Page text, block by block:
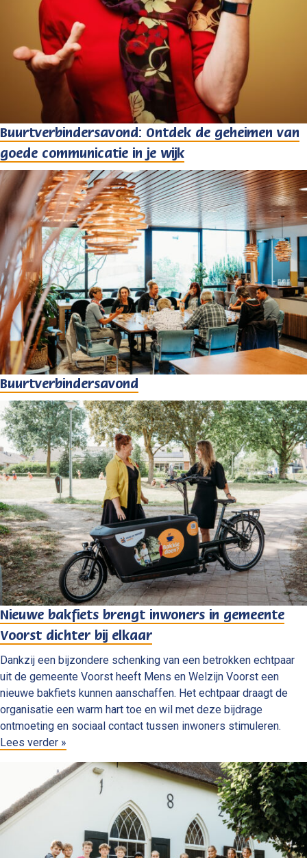
Buurtverbindersavond: Ontdek de geheimen van
goede communicatie in je wijk
Buurtverbindersavond
Nieuwe bakfiets brengt inwoners in gemeente
Voorst dichter bij elkaar
Dankzij een bijzondere schenking van een betrokken echtpaar
uit de gemeente Voorst heeft Mens en Welzijn Voorst een
nieuwe bakfiets kunnen aanschaffen. Het echtpaar draagt de
organisatie een warm hart toe en wil met deze bijdrage
ontmoeting en sociaal contact tussen inwoners stimuleren.
Lees verder »